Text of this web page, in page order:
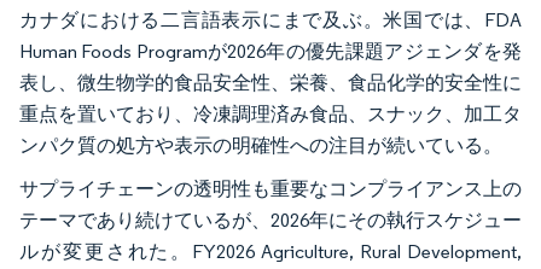
カナダにおける二言語表示にまで及ぶ。米国では、FDA
Human Foods Programが2026年の優先課題アジェンダを発
表し、微生物学的食品安全性、栄養、食品化学的安全性に
重点を置いており、冷凍調理済み食品、スナック、加工タ
ンパク質の処方や表示の明確性への注目が続いている。
サプライチェーンの透明性も重要なコンプライアンス上の
テーマであり続けているが、2026年にその執行スケジュー
ルが変更された。FY2026 Agriculture, Rural Development,